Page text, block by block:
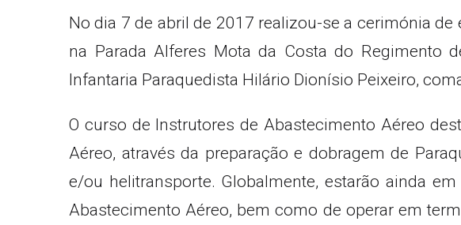
No dia 7 de abril de 2017 realizou-se a cerimónia
na Parada Alferes Mota da Costa do Regimento
Infantaria Paraquedista Hilário Dionísio Peixeiro,
O curso de Instrutores de Abastecimento Aéreo
Aéreo, através da preparação e dobragem de
e/ou helitransporte. Globalmente, estarão ainda
Abastecimento Aéreo, bem como de operar em